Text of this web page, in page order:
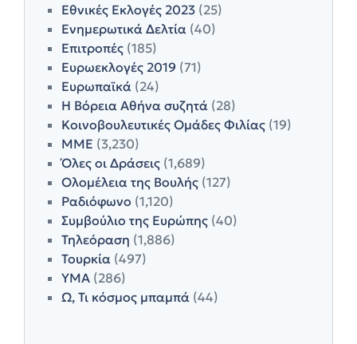
Εθνικές Εκλογές 2023 (25)
Ενημερωτικά Δελτία (40)
Επιτροπές (185)
Ευρωεκλογές 2019 (71)
Ευρωπαϊκά (24)
Η Βόρεια Αθήνα συζητά (28)
Κοινοβουλευτικές Ομάδες Φιλίας (19)
ΜΜΕ (3,230)
Όλες οι Δράσεις (1,689)
Ολομέλεια της Βουλής (127)
Ραδιόφωνο (1,120)
Συμβούλιο της Ευρώπης (40)
Τηλεόραση (1,886)
Τουρκία (497)
ΥΜΑ (286)
Ω, Τι κόσμος μπαμπά (44)